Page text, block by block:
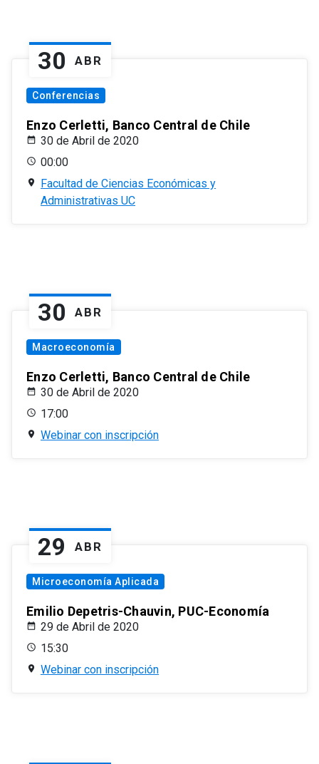
30 ABR
Conferencias
Enzo Cerletti, Banco Central de Chile
30 de Abril de 2020
00:00
Facultad de Ciencias Económicas y
Administrativas UC
30 ABR
Macroeconomía
Enzo Cerletti, Banco Central de Chile
30 de Abril de 2020
17:00
Webinar con inscripción
29 ABR
Microeconomía Aplicada
Emilio Depetris-Chauvin, PUC-Economía
29 de Abril de 2020
15:30
Webinar con inscripción